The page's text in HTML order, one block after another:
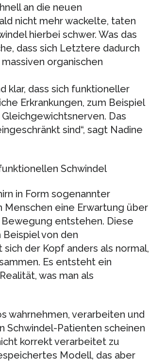
an die neuen
nicht mehr wackelte, taten
hierbei schwer. Was das
dass sich Letztere dadurch
organischen
klar, dass sich funktioneller
Erkrankungen, zum Beispiel
Das
sind“, sagt Nadine
Schwindel
in Form sogenannter
eine Erwartung über
Bewegung entstehen. Diese
von den
der Kopf anders als normal,
Es entsteht ein
was man als
wahrnehmen, verarbeiten und
Schwindel-Patienten scheinen
korrekt verarbeitet zu
Modell, das aber